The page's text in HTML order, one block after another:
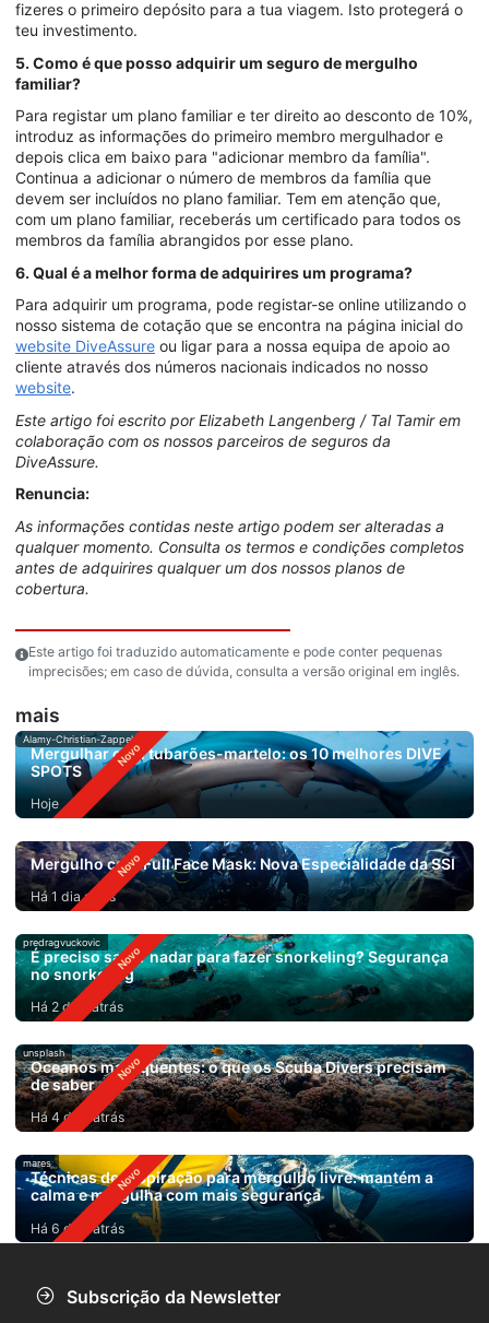
fizeres o primeiro depósito para a tua viagem. Isto protegerá o
teu investimento.
5. Como é que posso adquirir um seguro de mergulho
familiar?
Para registar um plano familiar e ter direito ao desconto de 10%,
introduz as informações do primeiro membro mergulhador e
depois clica em baixo para "adicionar membro da família".
Continua a adicionar o número de membros da família que
devem ser incluídos no plano familiar. Tem em atenção que,
com um plano familiar, receberás um certificado para todos os
membros da família abrangidos por esse plano.
6. Qual é a melhor forma de adquirires um programa?
Para adquirir um programa, pode registar-se online utilizando o
nosso sistema de cotação que se encontra na página inicial do
website DiveAssure ou ligar para a nossa equipa de apoio ao
cliente através dos números nacionais indicados no nosso
website.
Este artigo foi escrito por Elizabeth Langenberg / Tal Tamir em
colaboração com os nossos parceiros de seguros da
DiveAssure.
Renuncia:
As informações contidas neste artigo podem ser alteradas a
qualquer momento. Consulta os termos e condições completos
antes de adquirires qualquer um dos nossos planos de
cobertura.
Este artigo foi traduzido automaticamente e pode conter pequenas
imprecisões; em caso de dúvida, consulta a versão original em inglês.
mais
Alamy-Christian-Zappel
Mergulhar com tubarões-martelo: os 10 melhores DIVE
SPOTS
Hoje
Mergulho com Full Face Mask: Nova Especialidade da SSI
Há 1 dia atrás
predragvuckovic
É preciso saber nadar para fazer snorkeling? Segurança
no snorkeling
Há 2 dias atrás
unsplash
Oceanos mais quentes: o que os Scuba Divers precisam
de saber
Há 4 dias atrás
mares
Técnicas de respiração para mergulho livre: mantém a
calma e mergulha com mais segurança
Há 6 dias atrás
Subscrição da Newsletter